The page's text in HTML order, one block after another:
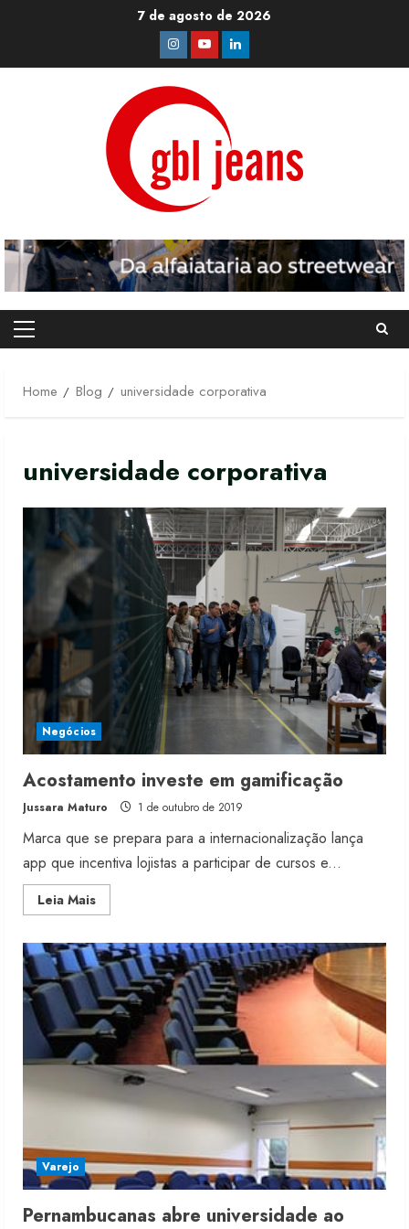
7 de agosto de 2026
Instagram
YoutubeLinkedin
Primary
Home
Blog universidade corporativa
universidade corporativa
Negócios
Acostamento investe em gamificação
Jussara Maturo 1 de outubro de 2019
Marca que se prepara para a internacionalização lança
app que incentiva lojistas a participar de cursos e...
Leia MaisRead
more
investe
em
gamificação
Varejo
Pernambucanas abre universidade ao
2
Moda vende US$63,7 bilhões em
produtos licenciados
6 de agosto de 2026